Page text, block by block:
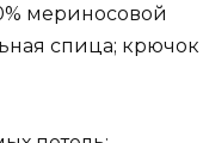
мериносовой
спица; крючок